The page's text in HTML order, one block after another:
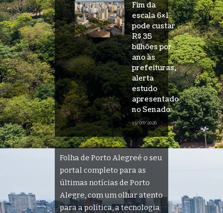
Fim da
escala 6×1
pode custar
R$ 35
bilhões por
ano às
prefeituras,
alerta
estudo
apresentado
no Senado
13/07/2026
Folha de Porto Alegreé o seu
portal completo para as
últimas notícias de Porto
Alegre, com um olhar atento
para a política, a tecnologia